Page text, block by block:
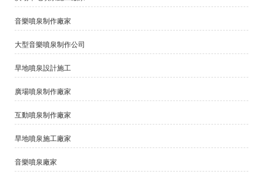
音樂噴泉制作廠家
大型音樂噴泉制作公司
旱地噴泉設計施工
廣場噴泉制作廠家
互動噴泉制作廠家
旱地噴泉施工廠家
音樂噴泉廠家